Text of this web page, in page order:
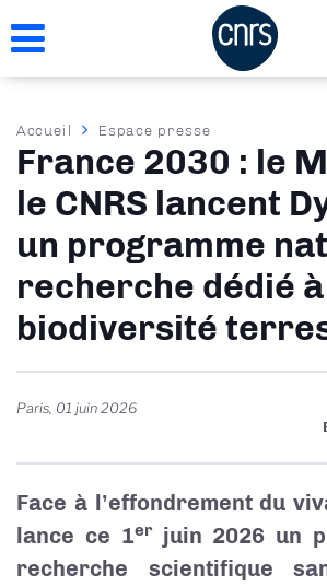
au
Fil
d'Ariane
Accueil Espace presse
France 2030 : le
le CNRS lancent
un programme
recherche dédié
biodiversité
Paris, 01 juin 2026
Face à l’effondrement du
lance ce 1erjuin 2026 un
recherche scientifique